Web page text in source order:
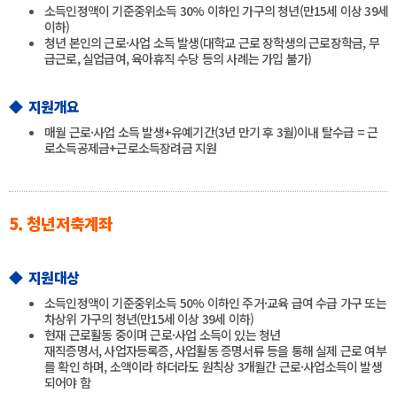
소득인정액이 기준중위소득 30% 이하인 가구의 청년(만15세 이상 39세
이하)
청년 본인의 근로·사업 소득 발생(대학교 근로 장학생의 근로장학금, 무
급근로, 실업급여, 육아휴직 수당 등의 사례는 가입 불가)
◆ 지원개요
매월 근로·사업 소득 발생+유예기간(3년 만기 후 3월)이내 탈수급 = 근
로소득공제금+근로소득장려금 지원
5. 청년저축계좌
◆ 지원대상
소득인정액이 기준중위소득 50% 이하인 주거·교육 급여 수급 가구 또는
차상위 가구의 청년(만15세 이상 39세 이하)
현재 근로활동 중이며 근로·사업 소득이 있는 청년
재직증명서, 사업자등록증, 사업활동 증명서류 등을 통해 실제 근로 여부
를 확인 하며, 소액이라 하더라도 원칙상 3개월간 근로·사업소득이 발생
되어야 함